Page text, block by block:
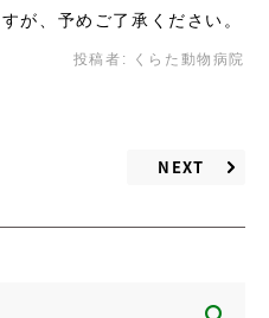
が、予めご了承ください。
投稿者: くらた動物病院
NEXT